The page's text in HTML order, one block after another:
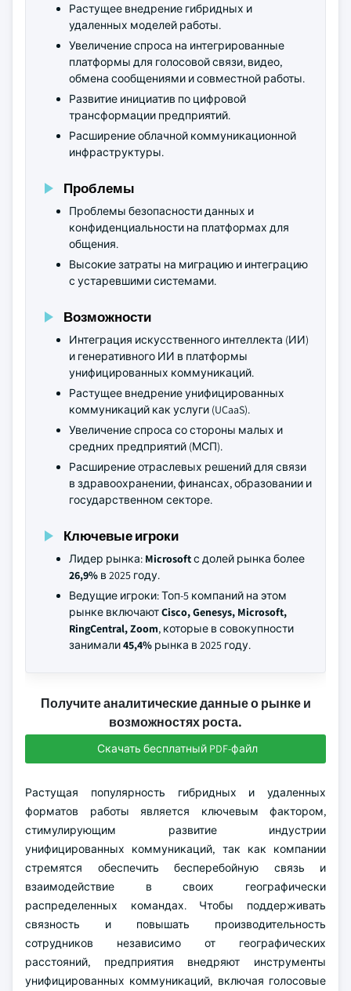
Растущее внедрение гибридных и
удаленных моделей работы.
Увеличение спроса на интегрированные
платформы для голосовой связи, видео,
обмена сообщениями и совместной работы.
Развитие инициатив по цифровой
трансформации предприятий.
Расширение облачной коммуникационной
инфраструктуры.
Проблемы
Проблемы безопасности данных и
конфиденциальности на платформах для
общения.
Высокие затраты на миграцию и интеграцию
с устаревшими системами.
Возможности
Интеграция искусственного интеллекта (ИИ)
и генеративного ИИ в платформы
унифицированных коммуникаций.
Растущее внедрение унифицированных
коммуникаций как услуги (UCaaS).
Увеличение спроса со стороны малых и
средних предприятий (МСП).
Расширение отраслевых решений для связи
в здравоохранении, финансах, образовании и
государственном секторе.
Ключевые игроки
Лидер рынка: Microsoftс долей рынка более
26,9% в 2025 году.
Ведущие игроки: Топ-5 компаний на этом
рынке включаютCisco, Genesys, Microsoft,
RingCentral, Zoom, которые в совокупности
занимали45,4% рынка в 2025 году.
Получите аналитические данные о рынке и
возможностях роста.
Скачать бесплатный PDF-файл
Растущая популярность гибридных и удаленных
форматов работы является ключевым фактором,
стимулирующим развитие индустрии
унифицированных коммуникаций, так как компании
стремятся обеспечить бесперебойную связь и
взаимодействие в своих географически
распределенных командах. Чтобы поддерживать
связность и повышать производительность
сотрудников независимо от географических
расстояний, предприятия внедряют инструменты
унифицированных коммуникаций, включая голосовые